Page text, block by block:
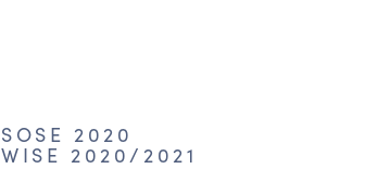
SOSE 2020
WISE 2020/2021